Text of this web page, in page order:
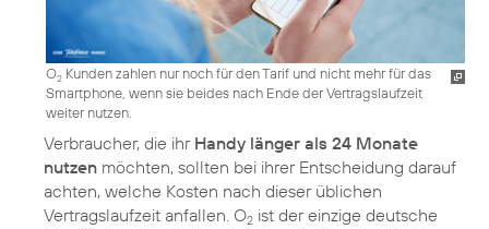
O2 Kunden zahlen nur noch für den Tarif und nicht mehr für das
Smartphone, wenn sie beides nach Ende der Vertragslaufzeit
weiter nutzen.
Verbraucher, die ihr Handy länger als 24 Monate
nutzen möchten, sollten bei ihrer Entscheidung darauf
achten, welche Kosten nach dieser üblichen
Vertragslaufzeit anfallen. O2 ist der einzige deutsche